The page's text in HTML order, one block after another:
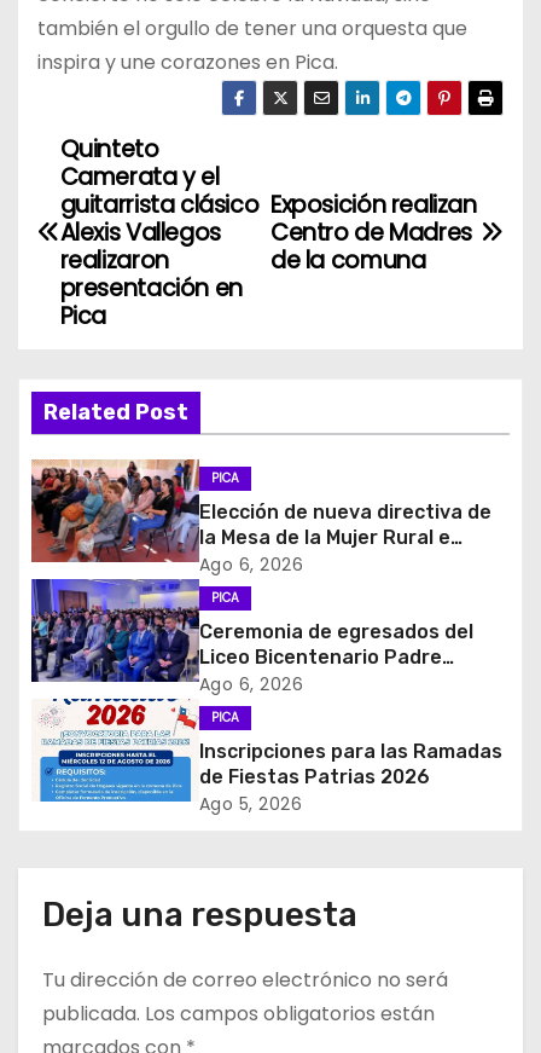
también el orgullo de tener una orquesta que
inspira y une corazones en Pica.
N
a
c
i
ó
n
d
e
e
r
a
d
Exposición realizan
Centro de Madres
de la comuna
Quinteto
Camerata y el
guitarrista clásico
Alexis Vallegos
realizaron
presentación en
Pica
Related Post
PICA
Elección de nueva directiva de
la Mesa de la Mujer Rural e
Indigena
Ago 6, 2026
PICA
Ceremonia de egresados del
Liceo Bicentenario Padre
Alberto Hurtado a la industria
minera
Ago 6, 2026
PICA
Inscripciones para las Ramadas
de Fiestas Patrias 2026
Ago 5, 2026
Deja una respuesta
Tu dirección de correo electrónico no será
publicada. Los campos obligatorios están
marcados con *